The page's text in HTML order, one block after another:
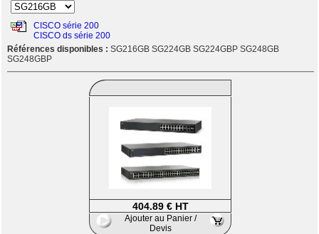
CISCO série 200
CISCO ds série 200
Références disponibles : SG216GB SG224GB SG224GBP SG248GB
SG248GBP
404.89 € HT
Ajouter au Panier /
Devis